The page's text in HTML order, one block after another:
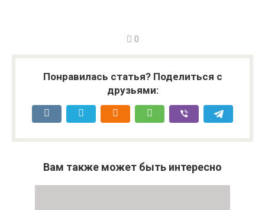
0
Понравилась статья? Поделиться с
друзьями:
Вам также может быть интересно